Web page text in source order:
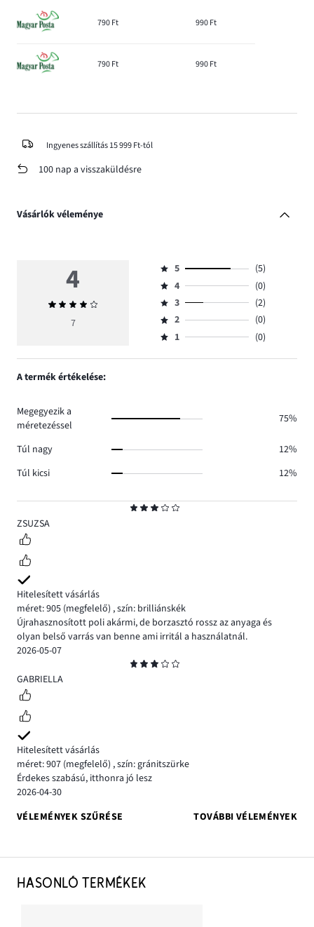
790 Ft 990 Ft
790 Ft 990 Ft
Ingyenes szállítás 15 999 Ft-tól
100 nap a visszaküldésre
Vásárlók véleménye
3
ZSUZSA
Hitelesített vásárlás
méret: 905 (megfelelő) ,szín: brilliánskék
Újrahasznosított poli akármi, de borzasztó rossz az anyaga és
olyan belső varrás van benne ami irritál a használatnál.
2026-05-07
3
GABRIELLA
Hitelesített vásárlás
méret: 907 (megfelelő) ,szín: gránitszürke
Érdekes szabású, itthonra jó lesz
2026-04-30
VÉLEMÉNYEK SZŰRÉSE
TOVÁBBI VÉLEMÉNYEK
4
Átlagos
értékelés
7
Osztályzat
5,
szavazatok
száma
5.
5
(5)
Osztályzat
4,
szavazatok
száma
4
(0)
Osztályzat
3,
szavazatok
3
(2)
Osztályzat
2,
2
(0)
Osztályzat
1,
1 (0)
A termék értékelése:
Megegyezik a
méretezéssel
75%
Túl nagy
12%
Túl kicsi
12%
HASONLÓ TERMÉKEK